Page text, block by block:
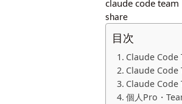
claude code
share
目次
Claude Code
Claude Code
Claude Code
個人Pro・